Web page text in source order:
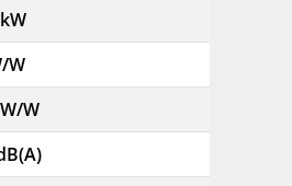
W
W